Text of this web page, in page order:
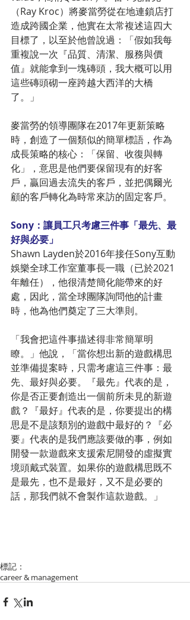
（Ray Kroc）將麥當勞從在地連鎖店打
造成跨國企業，他實在太常複述這四大
目標了，以至於他曾說過：「假如我每
重複說一次『品質、清潔、服務與價
值』就能拿到一塊磚頭，我大概可以用
這些磚頭砌一座跨越大西洋的大橋
了。」
麥當勞的領導團隊在2017年更新策略
時，創造了一個類似的簡單標語，作為
成長策略的核心：「保留、收復與轉
化」，意思是他們要保留現有的好客
戶，贏回過去流失的客戶，並把偶爾光
顧的客戶轉化為時常來訪的固定客戶。
Sony：讓員工只考慮三件事「最先、最
好與必要」
Shawn Layden於2016年接任Sony互動
娛樂全球工作室董事長一職（已於2021
年離任），他很清楚簡化能帶來的好
處，因此，當全球團隊詢問他的計畫
時，他為他們奠定了三大準則。
「我會把這件事描述得非常簡單明
瞭。」他說，「當你想出新的遊戲構思
並準備提案時，只需考慮這三件事：最
先、最好與必要。『最先』代表的是，
你是否正要創造出一個前所未見的新遊
戲？『最好』代表的是，你要提出的構
思是不是該類別的遊戲中最好的？『必
要』代表的是我們應該要做的事，例如
開發一款遊戲來支援索尼開發的虛擬實
境頭戴式裝置。如果你的遊戲構思既不
是最先，也不是最好，又不是必要的
話，那我們就不會製作這款遊戲。」
標記：
career & management